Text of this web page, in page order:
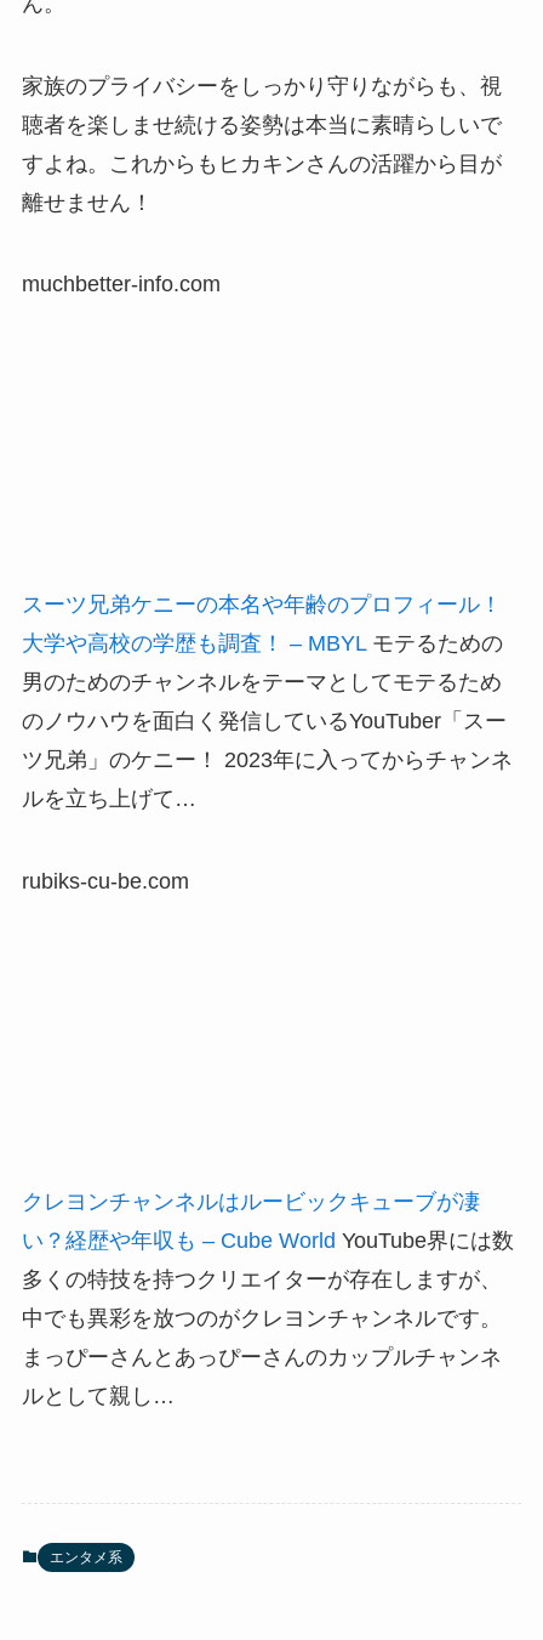
家族のプライバシーをしっかり守りながらも、視
聴者を楽しませ続ける姿勢は本当に素晴らしいで
すよね。これからもヒカキンさんの活躍から目が
離せません！
muchbetter-info.com
スーツ兄弟ケニーの本名や年齢のプロフィール！
大学や高校の学歴も調査！ – MBYL モテるための
男のためのチャンネルをテーマとしてモテるため
のノウハウを面白く発信しているYouTuber「スー
ツ兄弟」のケニー！ 2023年に入ってからチャンネ
ルを立ち上げて…
rubiks-cu-be.com
クレヨンチャンネルはルービックキューブが凄
い？経歴や年収も – Cube World YouTube界には数
多くの特技を持つクリエイターが存在しますが、
中でも異彩を放つのがクレヨンチャンネルです。
まっぴーさんとあっぴーさんのカップルチャンネ
ルとして親し…
エンタメ系